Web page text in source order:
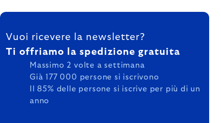
FOOTER
Vuoi ricevere la newsletter?
Ti offriamo la spedizione gratuita
Massimo 2 volte a settimana
Già 177 000 persone si iscrivono
Il 85% delle persone si iscrive per più di un
anno